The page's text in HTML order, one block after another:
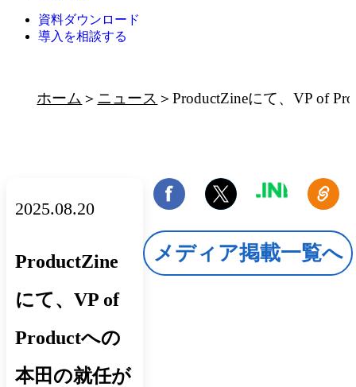
資料ダウンロード
導入を相談する
ホーム ニュース ProductZineにて、VP of
2025.08.20
ProductZine
にて、VP of
Productへの
本田の就任が
メディア掲載一覧へ